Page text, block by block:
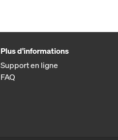
Plus d'informations
Support en ligne
FAQ